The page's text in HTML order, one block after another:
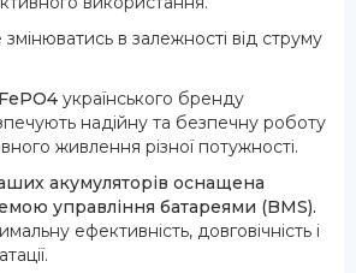
в залежності від струму
українського бренду
надійну та безпечну роботу
живлення різної потужності.
акумуляторів оснащена
управління батареями (BMS).
ефективність, довговічність і